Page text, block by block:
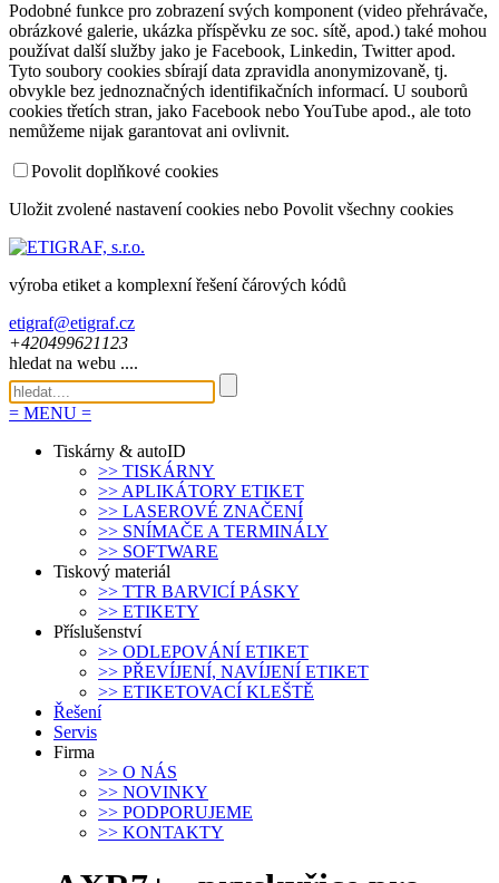
Podobné funkce pro zobrazení svých komponent (video přehrávače,
obrázkové galerie, ukázka příspěvku ze soc. sítě, apod.) také mohou
používat další služby jako je Facebook, Linkedin, Twitter apod.
Tyto soubory cookies sbírají data zpravidla anonymizovaně, tj.
obvykle bez jednoznačných identifikačních informací. U souborů
cookies třetích stran, jako Facebook nebo YouTube apod., ale toto
nemůžeme nijak garantovat ani ovlivnit.
Povolit doplňkové cookies
Uložit zvolené nastavení cookies nebo Povolit všechny cookies
výroba etiket a komplexní řešení čárových kódů
etigraf@etigraf.cz
+420499621 123
hledat na webu ....
= MENU =
Tiskárny & autoID
>> TISKÁRNY
>> APLIKÁTORY ETIKET
>> LASEROVÉ ZNAČENÍ
>> SNÍMAČE A TERMINÁLY
>> SOFTWARE
Tiskový materiál
>> TTR BARVICÍ PÁSKY
>> ETIKETY
Příslušenství
>> ODLEPOVÁNÍ ETIKET
>> PŘEVÍJENÍ, NAVÍJENÍ ETIKET
>> ETIKETOVACÍ KLEŠTĚ
Řešení
Servis
Firma
>> O NÁS
>> NOVINKY
>> PODPORUJEME
>> KONTAKTY